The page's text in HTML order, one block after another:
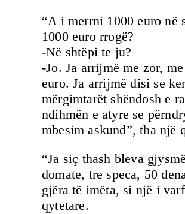
“A i merrni 1000 euro në
1000 euro rrogë?
-Në shtëpi te ju?
-Jo. Ja arrijmë me zor,
euro. Ja arrijmë disi se
mërgimtarët shëndosh e
ndihmën e atyre se
mbesim askund”, tha një
“Ja siç thash bleva
domate, tre speca, 50
gjëra të imëta, si një i
qytetare.